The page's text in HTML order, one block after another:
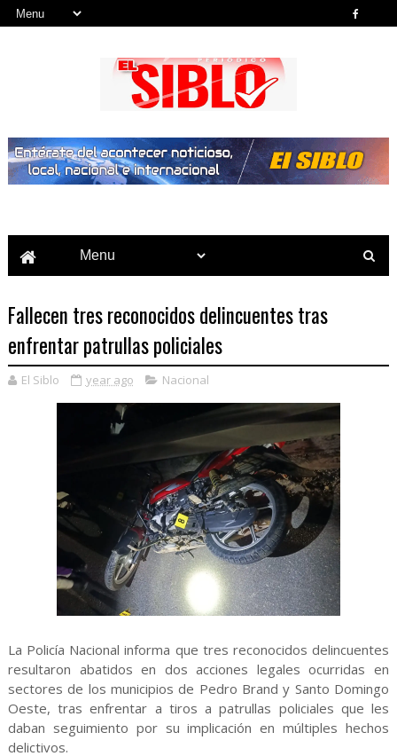
Fallecen tres reconocidos delincuentes tras
enfrentar patrullas policiales
El Siblo year ago Nacional
La Policía Nacional informa que tres reconocidos delincuentes
resultaron abatidos en dos acciones legales ocurridas en
sectores de los municipios de Pedro Brand y Santo Domingo
Oeste, tras enfrentar a tiros a patrullas policiales que les
daban seguimiento por su implicación en múltiples hechos
delictivos.